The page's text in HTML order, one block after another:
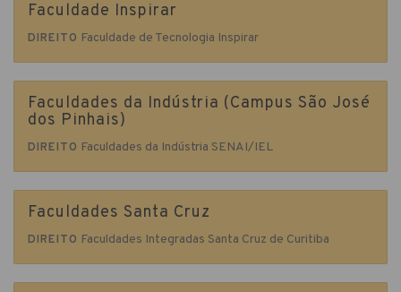
Faculdade Inspirar
DIREITO Faculdade de Tecnologia Inspirar
Faculdades da Indústria (Campus São José
dos Pinhais)
DIREITO Faculdades da Indústria SENAI/IEL
Faculdades Santa Cruz
DIREITO Faculdades Integradas Santa Cruz de Curitiba